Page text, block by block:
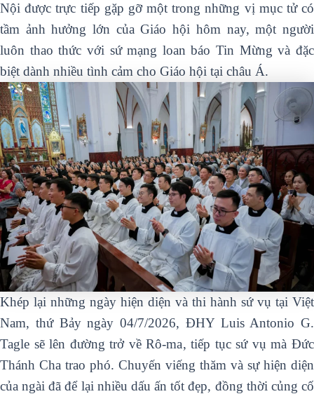
Nội được trực tiếp gặp gỡ một trong những vị mục tử có
tầm ảnh hưởng lớn của Giáo hội hôm nay, một người
luôn thao thức với sứ mạng loan báo Tin Mừng và đặc
biệt dành nhiều tình cảm cho Giáo hội tại châu Á.
Khép lại những ngày hiện diện và thi hành sứ vụ tại Việt
Nam, thứ Bảy ngày 04/7/2026, ĐHY Luis Antonio G.
Tagle sẽ lên đường trở về Rô-ma, tiếp tục sứ vụ mà Đức
Thánh Cha trao phó. Chuyến viếng thăm và sự hiện diện
của ngài đã để lại nhiều dấu ấn tốt đẹp, đồng thời củng cố